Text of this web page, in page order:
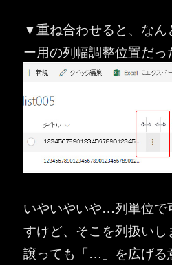
▼重ね合わせると、な
ー用の列幅調整位置だっ
いやいやいや…列単位で
すけど、そこを列扱い
譲っても「…」を広げる